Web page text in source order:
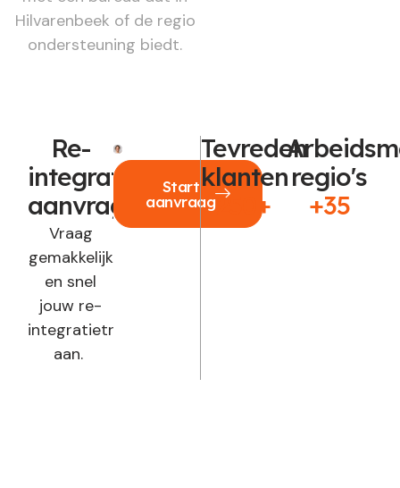
Hilvarenbeek of de regio
ondersteuning biedt.
Re-
integratie
aanvragen?
Vraag
gemakkelijk
en snel
jouw re-
integratietraject
aan.
Start
aanvraag
Tevreden
klanten
250+
regio's
+35